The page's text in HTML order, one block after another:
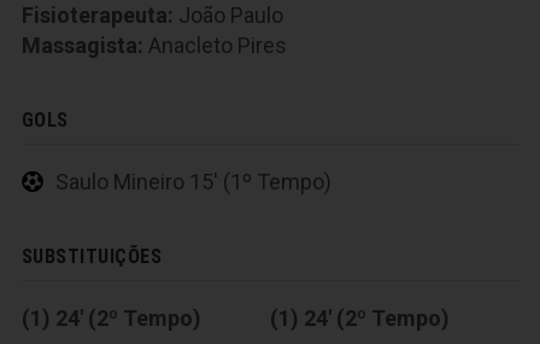
Fisioterapeuta: João Paulo
Massagista: Anacleto Pires
GOLS
Saulo Mineiro 15' (1º Tempo)
SUBSTITUIÇÕES
(1) 24' (2º Tempo) (1) 24' (2º Tempo)